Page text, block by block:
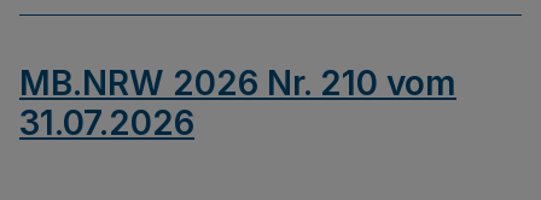
MB.NRW 2026 Nr. 210 vom
31.07.2026